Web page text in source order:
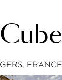
Cu be
GERS, FRANCE